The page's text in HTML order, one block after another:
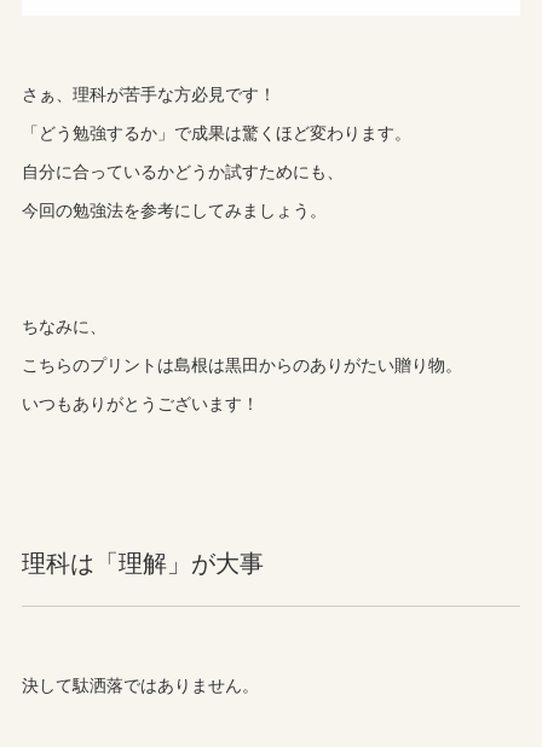
さぁ、理科が苦手な方必見です！
「どう勉強するか」で成果は驚くほど変わります。
自分に合っているかどうか試すためにも、
今回の勉強法を参考にしてみましょう。
ちなみに、
こちらのプリントは島根は黒田からのありがたい贈り物。
いつもありがとうございます！
理科は「理解」が大事
決して駄洒落ではありません。